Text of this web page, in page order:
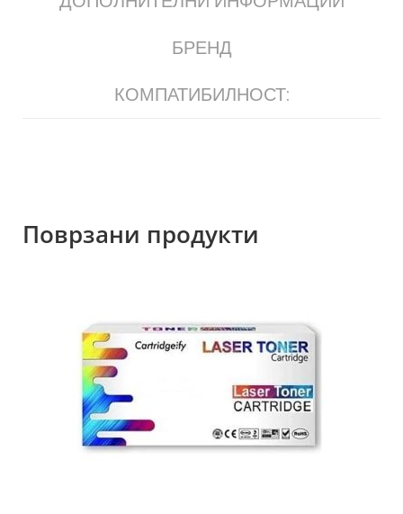
БРЕНД
КОМПАТИБИЛНОСТ:
Поврзани продукти